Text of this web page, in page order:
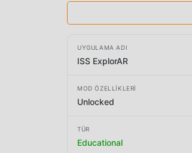
UYGULAMA ADI
ISS ExplorAR
MOD ÖZELLIKLERI
Unlocked
TÜR
Educational